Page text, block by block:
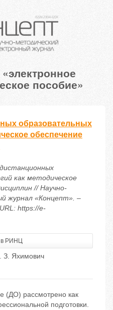
пособие»
образовательных
обеспечение
как методическое
// Научно-
журнал «Концепт». –
https://e-
в РИНЦ
З. Яхимович
(ДО) рассмотрено как
подготовки.